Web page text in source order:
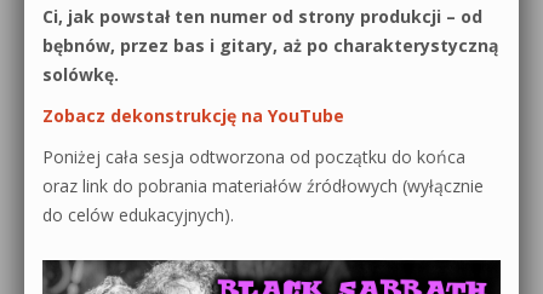
Ci, jak powstał ten numer od strony produkcji – od
bębnów, przez bas i gitary, aż po charakterystyczną
solówkę.
Zobacz dekonstrukcję na YouTube
Poniżej cała sesja odtworzona od początku do końca
oraz link do pobrania materiałów źródłowych (wyłącznie
do celów edukacyjnych).